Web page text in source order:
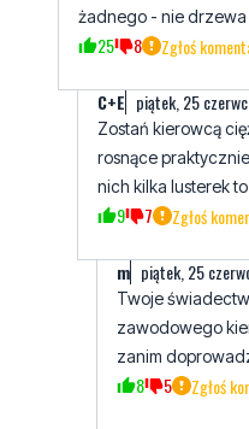
C+E piątek, 25
Zostań kierowcą
nich kilka lusterek
9 7 Zgłoś
m piątek, 25
Twoje
zanim
8 5 Zgłoś
sobota, 26 czerwca
jedź ostrożnie to